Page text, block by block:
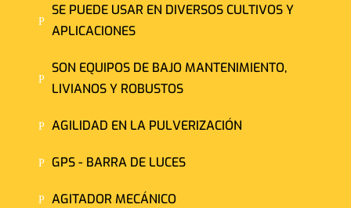
P
SE PUEDE USAR EN DIVERSOS CULTIVOS Y
APLICACIONES
P
SON EQUIPOS DE BAJO MANTENIMIENTO,
LIVIANOS Y ROBUSTOS
P AGILIDAD EN LA PULVERIZACIÓN
P GPS - BARRA DE LUCES
P AGITADOR MECÁNICO